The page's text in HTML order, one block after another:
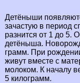
Детёныши
зачастую в период
разнится от 1 до 5.
детёныша.
грамм. При
живут вместе с
молоком. К началу
5 килограмм.